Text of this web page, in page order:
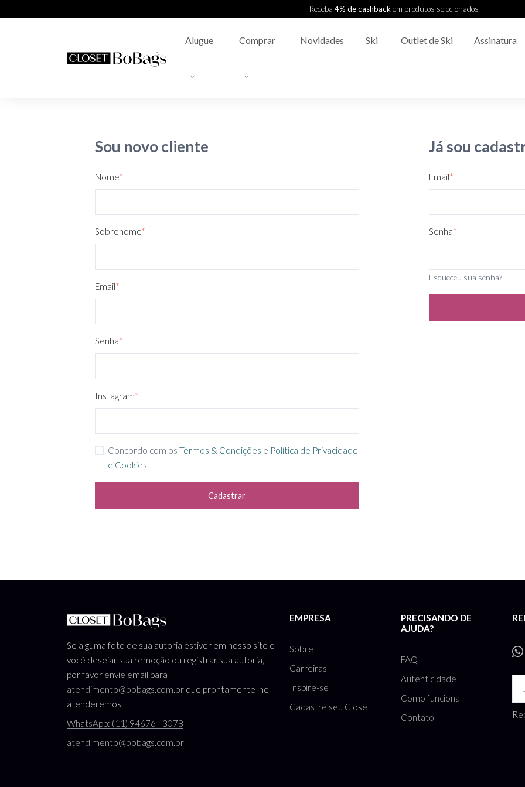
Receba 4% de cashbackem produtos selecionados
Alugue Comprar Novidades Ski Outlet de Ski Assinatura
Sou novo cliente
Nome*
Sobrenome*
Email*
Senha*
Instagram*
Concordo com osTermos & Condições e Política de Privacidade
e Cookies.
Cadastrar
Já sou
Email*
Senha*
Esqueceu sua senha?
Se alguma foto de sua autoria estiver em nosso site e
você desejar sua remoção ou registrar sua autoria,
por favor envie email para
atendimento@bobags.com.br que prontamente lhe
atenderemos.
WhatsApp: (11) 94676 - 3078
atendimento@bobags.com.br
EMPRESA
Sobre
Carreiras
Inspire-se
Cadastre seu Closet
PRECISANDO DE
AJUDA?
FAQ
Autenticidade
Como funciona
Contato